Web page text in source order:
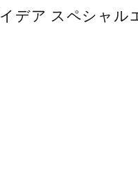
デア スペシャル